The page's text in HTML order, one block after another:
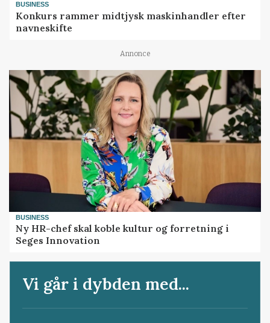
BUSINESS
Konkurs rammer midtjysk maskinhandler efter
navneskifte
Annonce
BUSINESS
Ny HR-chef skal koble kultur og forretning i
Seges Innovation
Vi går i dybden med...